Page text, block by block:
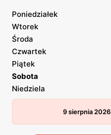
Poniedziałek
Wtorek
Środa
Czwartek
Piątek
Sobota
Niedziela
9 sierpnia 2026